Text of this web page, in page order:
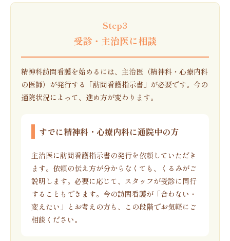
Step3
受診・主治医に相談
精神科訪問看護を始めるには、主治医（精神科・心療内科
の医師）が発行する「訪問看護指示書」が必要です。今の
通院状況によって、進め方が変わります。
すでに精神科・心療内科に通院中の方
主治医に訪問看護指示書の発行を依頼していただき
ます。依頼の伝え方が分からなくても、くるみがご
説明します。必要に応じて、スタッフが受診に同行
することもできます。今の訪問看護が「合わない・
変えたい」とお考えの方も、この段階でお気軽にご
相談ください。